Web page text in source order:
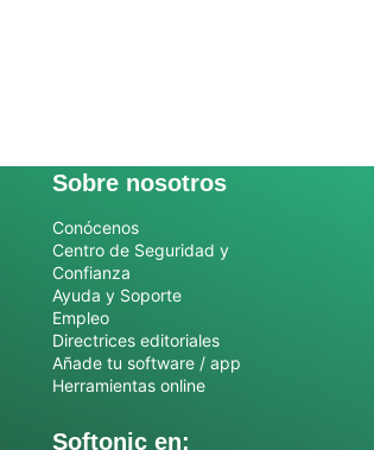
Sobre nosotros
Conócenos
Centro de Seguridad y
Confianza
Ayuda y Soporte
Empleo
Directrices editoriales
Añade tu software / app
Herramientas online
Softonic en: